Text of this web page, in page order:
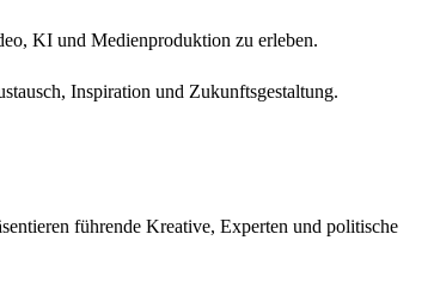
KI und Medienproduktion zu erleben.
Inspiration und Zukunftsgestaltung.
führende Kreative, Experten und politische
konkrete Lösungen aus Visual und Legal Tech.